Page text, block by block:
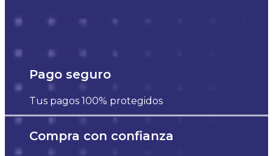
Pago seguro
Tus pagos 100% protegidos
Compra con confianza